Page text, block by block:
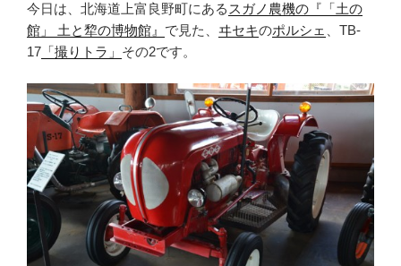
今日は、北海道上富良野町にある スガノ農機の『「土の
館」 土と犂の博物館』 で見た、 ヰセキのポルシェ
、TB-
17 「撮りトラ」 その2です。